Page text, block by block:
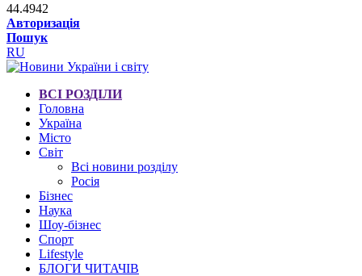
44.4942
Авторизація
Пошук
RU
ВСІ РОЗДІЛИ
Головна
Україна
Місто
Світ
Всі новини розділу
Росія
Бізнес
Наука
Шоу-бізнес
Спорт
Lifestyle
БЛОГИ ЧИТАЧІВ